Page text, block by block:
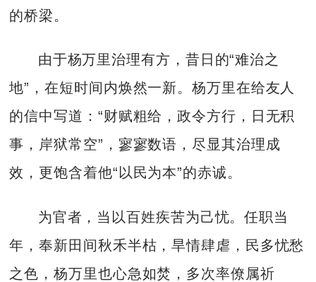
的桥梁。
由于杨万里治理有方，昔日的“难治之
地”，在短时间内焕然一新。杨万里在给友人
的信中写道：“财赋粗给，政令方行，日无积
事，岸狱常空”，寥寥数语，尽显其治理成
效，更饱含着他“以民为本”的赤诚。
为官者，当以百姓疾苦为己忧。任职当
年，奉新田间秋禾半枯，旱情肆虐，民多忧愁
之色，杨万里也心急如焚，多次率僚属祈